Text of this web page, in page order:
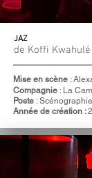
JAZ
de Koffi Kwahulé
Mise en scène :
Compagnie : La
Poste :
Année de création :